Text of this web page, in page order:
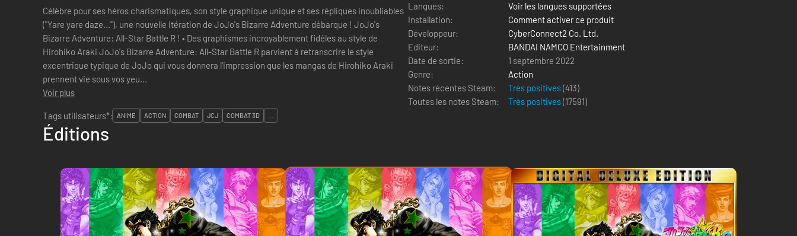
Célèbre pour ses héros charismatiques, son style graphique unique et ses répliques inoubliables
("Yare yare daze..."), une nouvelle itération de JoJo's Bizarre Adventure débarque ! JoJo's
Bizarre Adventure: All-Star Battle R ! • Des graphismes incroyablement fidèles au style de
Hirohiko Araki JoJo's Bizarre Adventure: All-Star Battle R parvient à retranscrire le style
excentrique typique de JoJo qui vous donnera l'impression que les mangas de Hirohiko Araki
prennent vie sous vos yeu...
Voir plus
Langues:
Voir les langues supportées
Installation:
Comment activer ce produit
Développeur:
CyberConnect2 Co. Ltd.
Editeur:
BANDAI NAMCO Entertainment
Date de sortie:
1 septembre 2022
Genre:
Action
Notes récentes Steam:
Très positives(413)
Toutes les notes Steam:
Très positives(17591)
Tags utilisateurs*:
ANIME ACTION COMBAT JCJ COMBAT 3D ...
Éditions